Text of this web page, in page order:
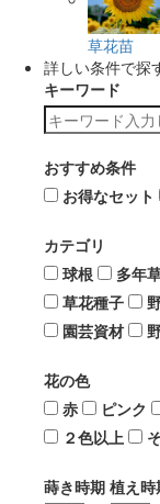
草花苗
詳しい条件で探
キーワード
おすすめ条件
お得なセット
カテゴリ
球根
多年
草花種子
園芸資材
花の色
赤
ピンク
２色以上
蒔き時期 植え時